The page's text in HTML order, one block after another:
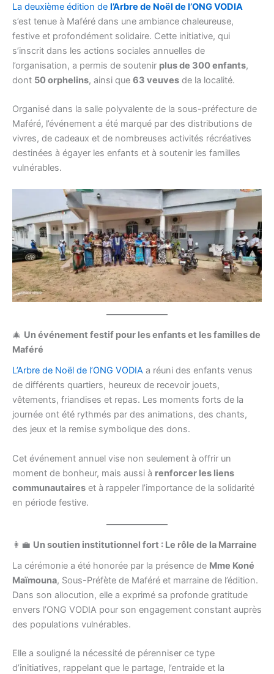
La deuxième édition de l’Arbre de Noël de l’ONG VODIA
s’est tenue à Maféré dans une ambiance chaleureuse,
festive et profondément solidaire. Cette initiative, qui
s’inscrit dans les actions sociales annuelles de
l’organisation, a permis de soutenir plus de 300 enfants,
dont 50 orphelins, ainsi que 63 veuves de la localité.
Organisé dans la salle polyvalente de la sous-préfecture de
Maféré, l’événement a été marqué par des distributions de
vivres, de cadeaux et de nombreuses activités récréatives
destinées à égayer les enfants et à soutenir les familles
vulnérables.
🎄 Un événement festif pour les enfants et les familles de
Maféré
L’Arbre de Noël de l’ONG VODIA a réuni des enfants venus
de différents quartiers, heureux de recevoir jouets,
vêtements, friandises et repas. Les moments forts de la
journée ont été rythmés par des animations, des chants,
des jeux et la remise symbolique des dons.
Cet événement annuel vise non seulement à offrir un
moment de bonheur, mais aussi à renforcer les liens
communautaires et à rappeler l’importance de la solidarité
en période festive.
👩‍💼 Un soutien institutionnel fort : Le rôle de la Marraine
La cérémonie a été honorée par la présence de Mme Koné
Maïmouna, Sous-Préfète de Maféré et marraine de l’édition.
Dans son allocution, elle a exprimé sa profonde gratitude
envers l’ONG VODIA pour son engagement constant auprès
des populations vulnérables.
Elle a souligné la nécessité de pérenniser ce type
d’initiatives, rappelant que le partage, l’entraide et la